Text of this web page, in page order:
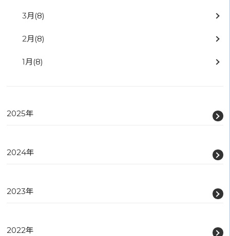
3月 (8)
2月 (8)
1月 (8)
2025年
2024年
2023年
2022年